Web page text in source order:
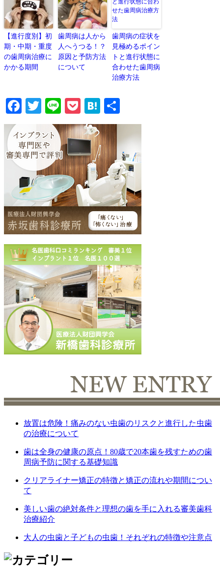
【進行度別】初
期・中期・重度
の歯周病治療に
かかる期間
歯周病は人から
人へうつる！？
原因と予防方法
について
歯周病の症状を
見極めるポイン
トと進行状態に
合わせた歯周病
治療方法
Facebook
TwitterLinePocketHatena
有
放置は危険！痛みのない虫歯のリスクと進行した虫歯
の治療について
歯は全身の健康の原点！80歳で20本歯を残すための歯
周病予防に関する基礎知識
クリアライナー矯正の特徴と矯正の流れや期間につい
て
美しい歯の絶対条件と理想の歯を手に入れる審美歯科
治療紹介
大人の虫歯と子どもの虫歯！それぞれの特徴や注意点